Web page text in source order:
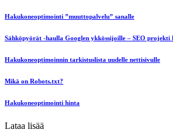
Hakukoneoptimointi ”muuttopalvelu” sanalle
Sähköpyörät -haulla Googlen ykkössijoille – SEO projekti
Hakukoneoptimoinnin tarkistuslista uudelle nettisivulle
Mikä on Robots.txt?
Hakukoneoptimointi hinta
Lataa lisää